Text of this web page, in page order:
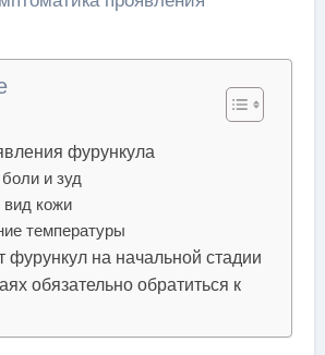
фурункула
и зуд
кожи
температуры
фурункул на начальной стадии
обязательно обратиться к